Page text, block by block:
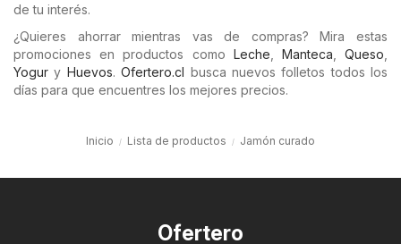
de tu interés.
¿Quieres ahorrar mientras vas de compras? Mira estas
promociones en productos como Leche Manteca ,Queso
Yogur y Huevos.Ofertero.cl busca nuevos folletos todos los
días para que encuentres los mejores precios.
Inicio Lista de productos Jamón curado
Ofertero